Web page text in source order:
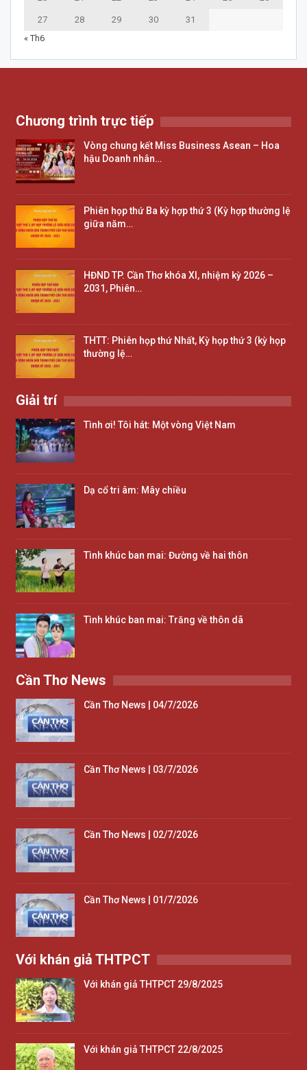
27 28 29 30
31
« Th6
Chương trình trực tiếp
Vòng chung kết Miss Business Asean – Hoa
hậu Doanh nhân…
Phiên họp thứ Ba kỳ hợp thứ 3 (Kỳ hợp thường lệ
giữa năm…
HĐND TP. Cần Thơ khóa XI, nhiệm kỳ 2026 –
2031, Phiên…
THTT: Phiên họp thứ Nhất, Kỳ họp thứ 3 (kỳ họp
thường lệ…
Giải trí
Tình ơi! Tôi hát: Một vòng Việt Nam
Dạ cổ tri âm: Mây chiều
Tình khúc ban mai: Đường về hai thôn
Tình khúc ban mai: Trăng về thôn dã
Cần Thơ News
Cần Thơ News | 04/7/2026
Cần Thơ News | 03/7/2026
Cần Thơ News | 02/7/2026
Cần Thơ News | 01/7/2026
Với khán giả THTPCT
Với khán giả THTPCT 29/8/2025
Với khán giả THTPCT 22/8/2025